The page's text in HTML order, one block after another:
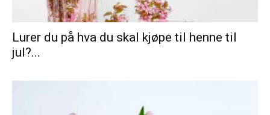
Lurer du på hva du skal kjøpe til henne til
jul?...